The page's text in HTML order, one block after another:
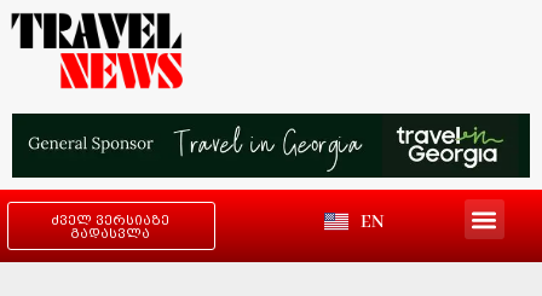
ძველ ვერსიაზე
გადასვლა
EN